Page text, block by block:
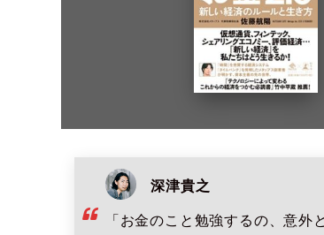
深津貴之
「お金のこと勉強するの、意